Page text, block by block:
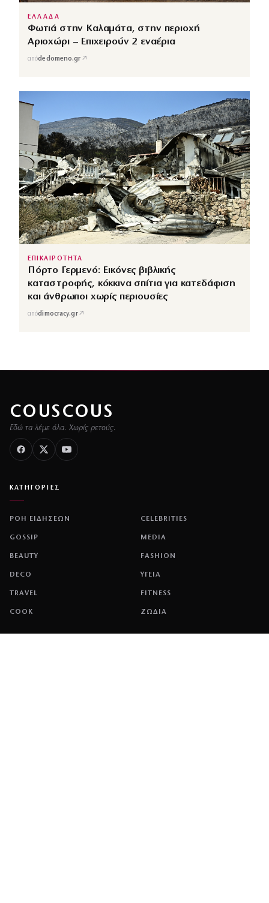
ΕΛΛΑΔΑ
Φωτιά στην Καλαμάτα, στην περιοχή
Αριοχώρι – Επιχειρούν 2 εναέρια
απόdedomeno.gr ↗
ΕΠΙΚΑΙΡΟΤΗΤΑ
Πόρτο Γερμενό: Εικόνες βιβλικής
καταστροφής, κόκκινα σπίτια για κατεδάφιση
και άνθρωποι χωρίς περιουσίες
απόdimocracy.gr↗
COUSCOUS
Εδώ τα λέμε όλα. Χωρίς ρετούς.
ΚΑΤΗΓΟΡΙΕΣ
ΡΟΗ ΕΙΔΗΣΕΩΝ CELEBRITIES
GOSSIP MEDIA
BEAUTY FASHION
DECO ΥΓΕΙΑ
TRAVEL FITNESS
COOK ΖΩΔΙΑ